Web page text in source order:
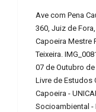
Ave com Pena
360, Juiz de
Capoeira Mestre
Teixeira.
07 de Outubro
Livre de Estudos
Capoeira -
Socioambiental -